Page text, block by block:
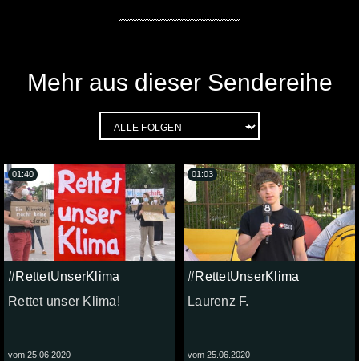
Mehr aus dieser Sendereihe
#RettetUnserKlima
Rettet unser Klima!
vom 25.06.2020
01:40
#RettetUnserKlima
Laurenz F.
vom 25.06.2020
01:03